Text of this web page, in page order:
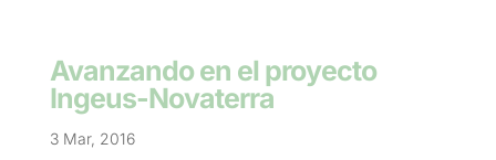
Avanzando en el proyecto
Ingeus-Novaterra
3 Mar, 2016